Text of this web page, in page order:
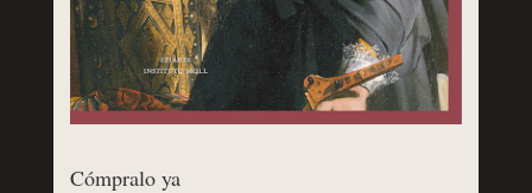
Cómpralo ya